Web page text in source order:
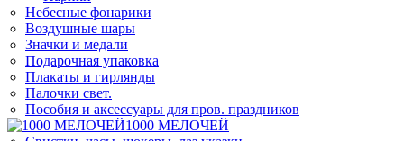
Небесные фонарики
Воздушные шары
Значки и медали
Подарочная упаковка
Плакаты и гирлянды
Палочки свет.
Пособия и аксессуары для пров. праздников
1000 МЕЛОЧЕЙ